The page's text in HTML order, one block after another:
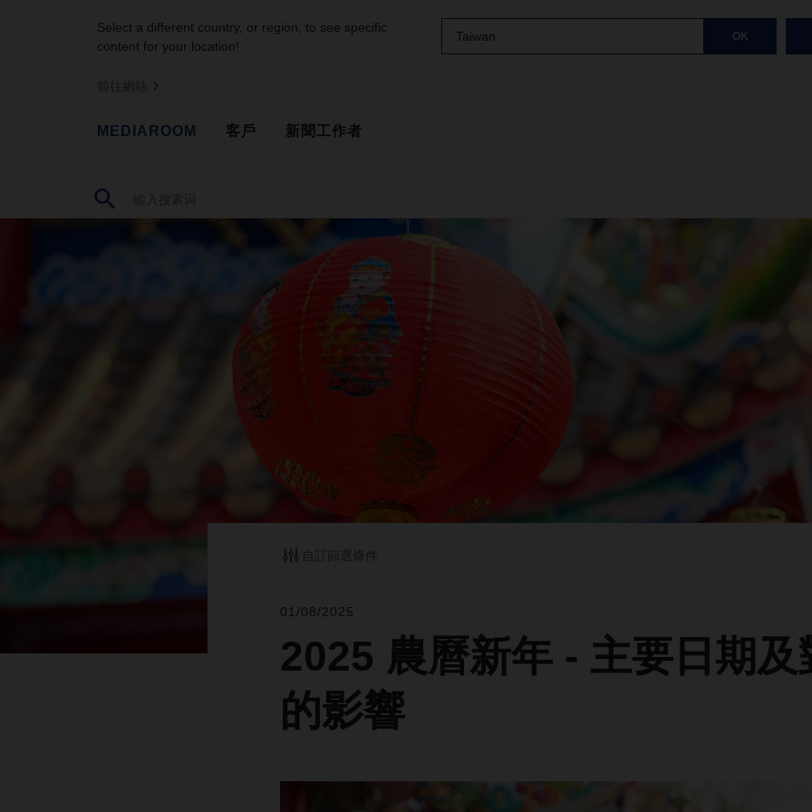
Select a different country, or region, to see specific
content for your location!
Taiwan OK
前往網站
MEDIAROOM 客戶 新聞工作者
自訂篩選條件
01/08/2025
2025 農曆新年 - 主要日期及
的影響